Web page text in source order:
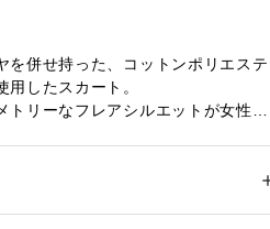
を併せ持った、コットンポリエステ
用したスカート。
トリーなフレアシルエットが女性ら
とででラフになり過ぎないのもポイ